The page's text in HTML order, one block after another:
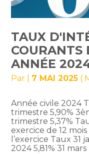
TAUX
COURANTS
ANNÉE
Par 7 MAI 2025 (
Année civile 2024
trimestre 5,90%
trimestre 5,37%
exercice de 12
l’exercice Taux 31
2024 5,81% 31